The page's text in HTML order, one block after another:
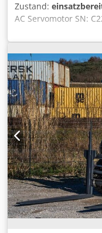
Zustand:
AC Servomotor SN: